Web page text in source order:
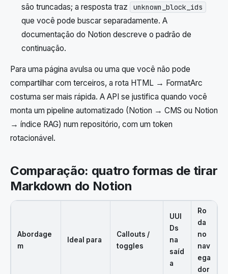
são truncadas; a resposta traz
unknown_block_ids
que você pode buscar separadamente. A
documentação do Notion descreve o padrão de
continuação.
Para uma página avulsa ou uma que você não pode
compartilhar com terceiros, a rota HTML → FormatArc
costuma ser mais rápida. A API se justifica quando você
monta um pipeline automatizado (Notion → CMS ou Notion
→ índice RAG) num repositório, com um token
rotacionável.
Comparação: quatro formas de tirar
Markdown do Notion
Abordage
m
Ideal para
Callouts /
toggles
UUI
Ds
na
saíd
a
Ro
da
no
nav
ega
dor